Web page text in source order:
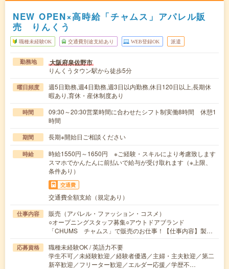
NEW OPEN×高時給「チャムス」アパレル販
売 りんくう
職種未経験OK 交通費別途支給あり WEB登録OK 派遣
勤務地 大阪府泉佐野市
りんくうタウン駅から徒歩5分
曜日頻度
週5日勤務,週4日勤務,週3日以内勤務,休日120日以上,長期休
暇あり,育休・産休制度あり
時間
09:30～20:30営業時間に合わせたシフト制実働8時間 休憩1
時間
期間 長期※開始日ご相談ください
時給
時給1550円～1650円 ※ご経験・スキルにより考慮致します
スマホでかんたんに前払いで給与が受け取れます（※上限、
条件あり）
交通費
交通費全額支給（規定あり）
仕事内容
販売（アパレル・ファッション・コスメ）
○オープニングスタッフ募集○アウトドアブランド
「CHUMS チャムス」で販売のお仕事！【仕事内容】製…
応募資格
職種未経験OK / 英語力不要
学生不可／未経験歓迎／経験者優遇／主婦・主夫歓迎／第二
新卒歓迎／フリーター歓迎／エルダー応援／学歴不…